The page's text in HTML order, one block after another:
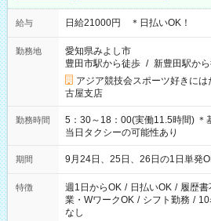
給与 日給21000円 ＊日払いOK！
勤務地
愛知県みよし市
豊田市駅から徒歩 / 新豊田駅か
アジア競技会スポーツ好きに
古屋支店
勤務時間
5：30～18：00(実働11.5時間) ＊
当日タクシーの可能性あり
期間 9月24日、25日、26日の1日単発
特徴 週1日からOK / 日払いOK / 履歴書
業・WワークOK / シフト勤務 /
なし